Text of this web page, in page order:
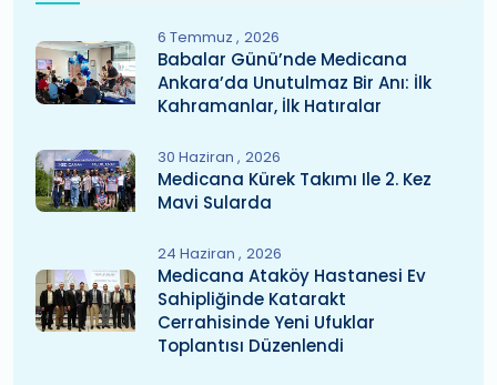
6 Temmuz 2026
Babalar Günü’nde Medicana
Ankara’da Unutulmaz Bir Anı: İlk
Kahramanlar, İlk Hatıralar
30 Haziran 2026
Medicana Kürek Takımı Ile 2. Kez
Mavi Sularda
24 Haziran 2026
Medicana Ataköy Hastanesi Ev
Sahipliğinde Katarakt
Cerrahisinde Yeni Ufuklar
Toplantısı Düzenlendi